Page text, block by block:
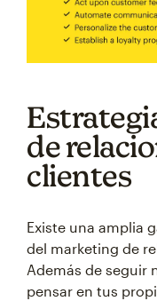
de
clientes
Existe una amplia
del marketing de
Además de seguir
pensar en tus